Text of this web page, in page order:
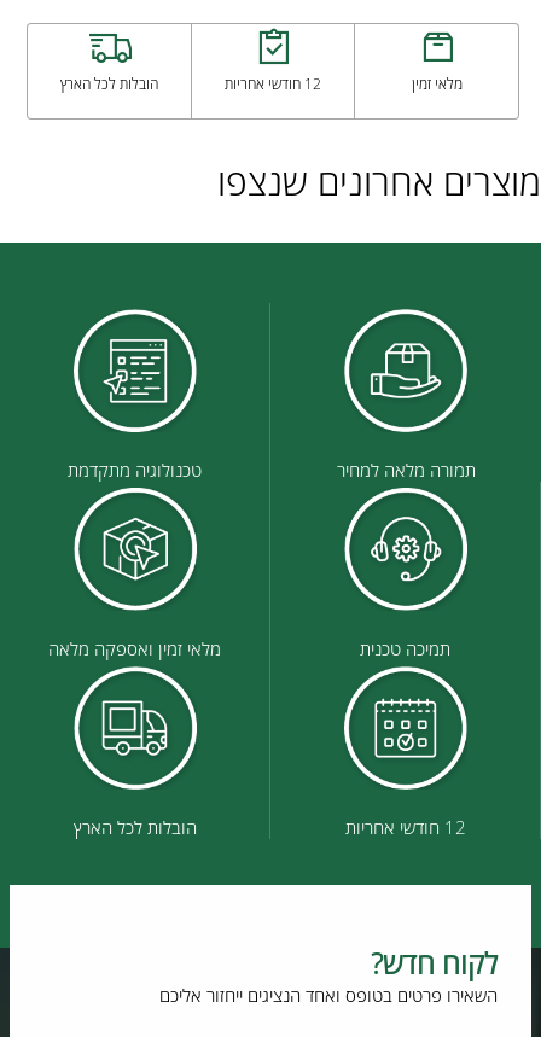
מלאי זמין 12 חודשי אחריות הובלות לכל הארץ
מוצרים אחרונים שנצפו
תמורה מלאה למחיר טכנולוגיה מתקדמת
תמיכה טכנית מלאי זמין ואספקה מלאה
12 חודשי אחריות הובלות לכל הארץ
לקוח חדש?
השאירו פרטים בטופס ואחד הנציגים ייחזור אליכם